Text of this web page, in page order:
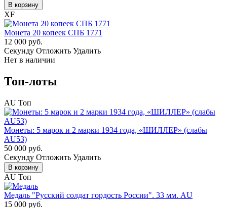
В корзину
XF
Монета 20 копеек СПБ 1771
12 000 руб.
Cекунду Отложить Удалить
Нет в наличии
Топ-лоты
AU Топ
Монеты: 5 марок и 2 марки 1934 года, «ШИЛЛЕР» (слабы
AU53)
50 000 руб.
Cекунду Отложить Удалить
В корзину
AU Топ
Медаль "Русский солдат гордость России". 33 мм. AU
15 000 руб.